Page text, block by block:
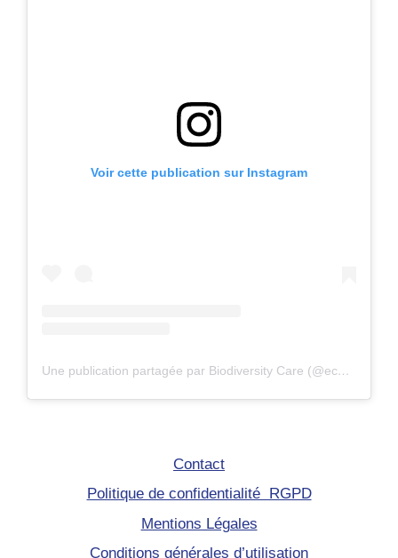
Voir cette publication sur Instagram
Une publication partagée par Biodiversity Care (@eco.volontaire)
Contact
Politique de confidentialité RGPD
Mentions Légales
Conditions générales d’utilisation